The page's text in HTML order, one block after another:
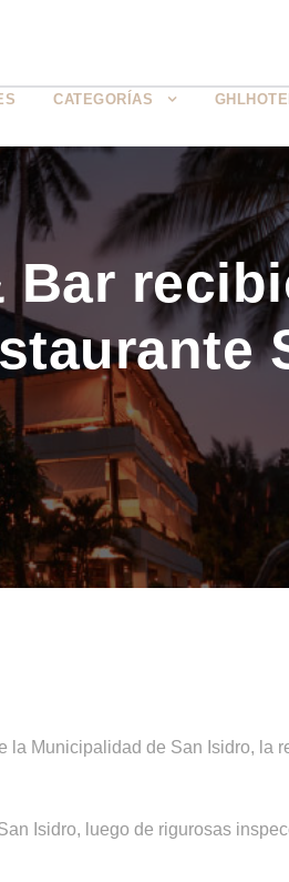
CATEGORÍAS
Bar
la Municipalidad de San Isidro, la
Isidro, luego de rigurosas